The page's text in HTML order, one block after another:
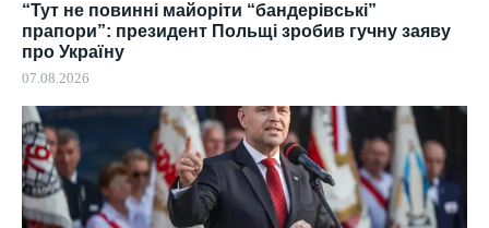
“Тут не повинні майоріти “бандерівські”
прапори”: президент Польщі зробив гучну заяву
про Україну
07.08.2026